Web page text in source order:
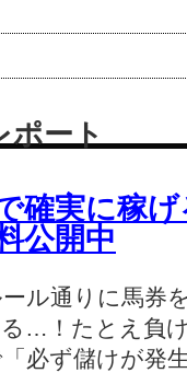
ポート
確実に稼
公開中
ル通りに馬券
…！たとえ負
必ず儲けが発